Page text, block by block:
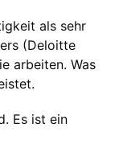
als sehr
(Deloitte
arbeiten. Was
Es ist ein